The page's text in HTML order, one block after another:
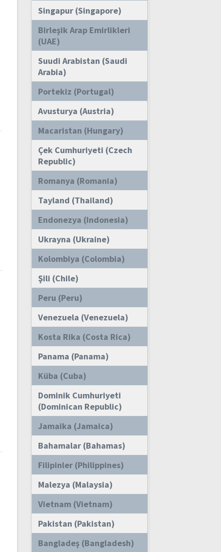
Singapur (Singapore)
Birleşik Arap Emirlikleri
(UAE)
Suudi Arabistan (Saudi
Arabia)
Portekiz (Portugal)
Avusturya (Austria)
Macaristan (Hungary)
Çek Cumhuriyeti (Czech
Republic)
Romanya (Romania)
Tayland (Thailand)
Endonezya (Indonesia)
Ukrayna (Ukraine)
Kolombiya (Colombia)
Şili (Chile)
Peru (Peru)
Venezuela (Venezuela)
Kosta Rika (Costa Rica)
Panama (Panama)
Küba (Cuba)
Dominik Cumhuriyeti
(Dominican Republic)
Jamaika (Jamaica)
Bahamalar (Bahamas)
Filipinler (Philippines)
Malezya (Malaysia)
Vietnam (Vietnam)
Pakistan (Pakistan)
Bangladeş (Bangladesh)